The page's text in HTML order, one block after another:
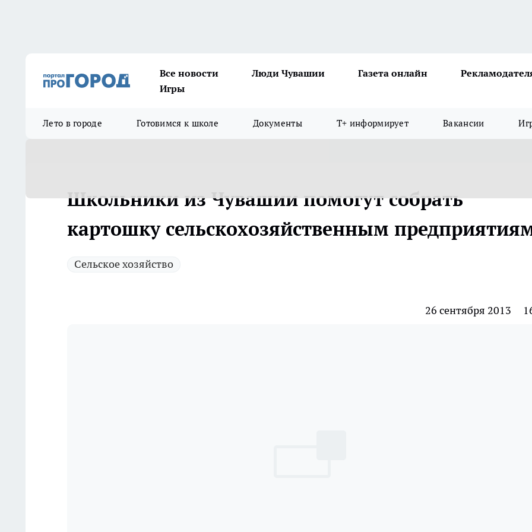
Все новости Люди Чувашии Газета онлайн
Игры
Лето в городе Готовимся к школе Документы Т+ информирует Вакансии
Школьники из Чувашии помогут собрать
картошку сельскохозяйственным
Сельское хозяйство
26 сентября 2013